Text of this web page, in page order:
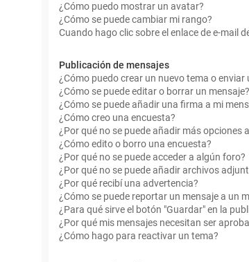
¿Cómo puedo mostrar un avatar?
¿Cómo se puede cambiar mi rango?
Cuando hago clic sobre el enlace de e-mail
Publicación de mensajes
¿Cómo puedo crear un nuevo tema o enviar
¿Cómo se puede editar o borrar un mensaje?
¿Cómo se puede añadir una firma a mi
¿Cómo creo una encuesta?
¿Por qué no se puede añadir más opciones
¿Cómo edito o borro una encuesta?
¿Por qué no se puede acceder a algún foro?
¿Por qué no se puede añadir archivos
¿Por qué recibí una advertencia?
¿Cómo se puede reportar un mensaje a un
¿Para qué sirve el botón "Guardar" en la
¿Por qué mis mensajes necesitan ser
¿Cómo hago para reactivar un tema?